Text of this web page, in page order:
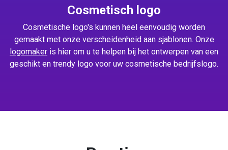
Cosmetisch logo
Cosmetische logo's kunnen heel eenvoudig worden
gemaakt met onze verscheidenheid aan sjablonen. Onze
logomaker is hier om u te helpen bij het ontwerpen van een
geschikt en trendy logo voor uw cosmetische bedrijfslogo.